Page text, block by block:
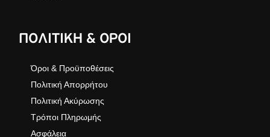
ΠΟΛΙΤΙΚΗ & ΟΡΟΙ
Όροι & Προϋποθέσεις
Πολιτική Απορρήτου
Πολιτική Ακύρωσης
Τρόποι Πληρωμής
Ασφάλεια